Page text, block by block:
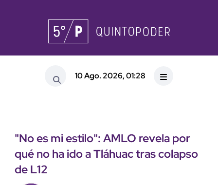
10 Ago. 2026, 01:28
"No es mi estilo": AMLO revela por
qué no ha ido a Tláhuac tras colapso
de L12